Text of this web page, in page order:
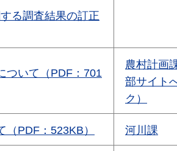
る調査結果の訂正
ついて（PDF：701
農村計画
部サイト
ク）
PDF：523KB） 河川課